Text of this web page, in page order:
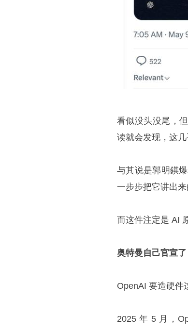
看似没头没尾，
读就会发现，这
与其说是郭明錤
一步步把它讲出来
而这件注定是 AI
奥特曼自己官宣了
OpenAI 要造硬件
2025 年 5 月，